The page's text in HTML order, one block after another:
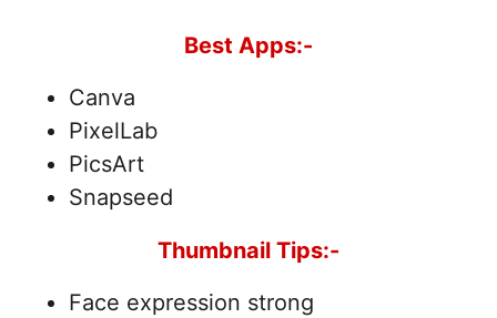
Best Apps:-
Canva
PixelLab
PicsArt
Snapseed
Thumbnail Tips:-
Face expression strong